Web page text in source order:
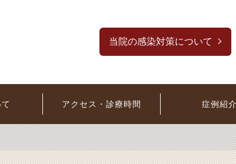
当院の感染対策について
アクセス・診療時間 症例紹介